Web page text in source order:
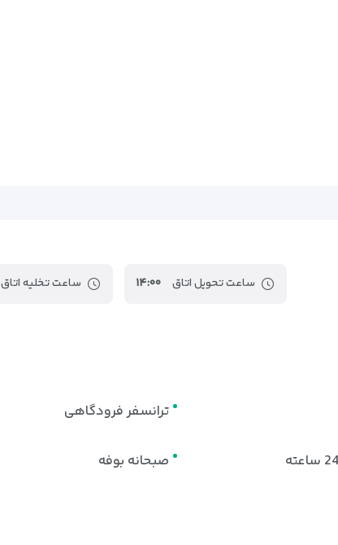
ساعت تحویل اتاق ۱۴:۰۰ ساعت تخلیه اتاق
ترانسفر فرودگاهی
صبحانه بوفه